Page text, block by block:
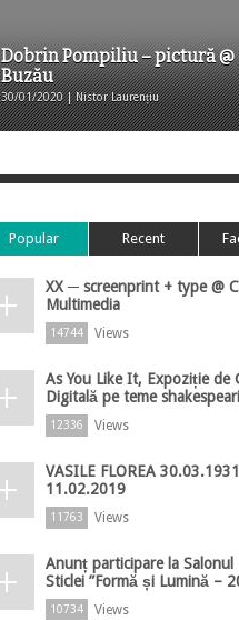
Dobrin Pompiliu – pictură @
Buzău
30/01/2020 | Nistor Laurențiu
Popular Recent
XX ─ screenprint + type @
Multimedia
14744 Views
As You Like It, Expoziție de
Digitală pe teme
12336 Views
VASILE FLOREA
11.02.2019
11763 Views
Anunț participare la Salonul
Sticlei ”Formă și Lumină –
10734 Views